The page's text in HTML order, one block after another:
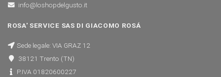
info@loshopdelgusto.it
ROSA' SERVICE SAS DI GIACOMO ROSÁ
Sede legale: VIA GRAZ 12
38121 Trento (TN)
P.IVA 01820600227